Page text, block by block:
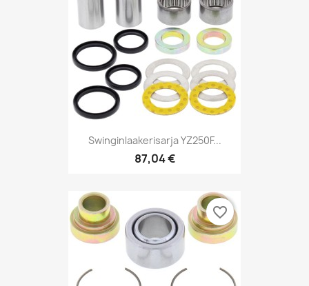
Swinginlaakerisarja YZ250F...
87,04 €
favorite_border